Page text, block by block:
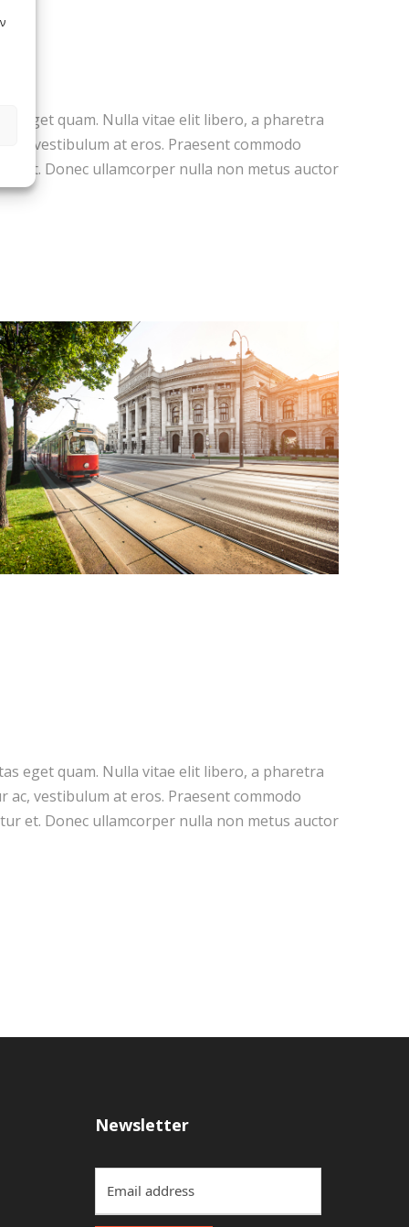
eget quam. Nulla vitae elit libero, a pharetra
vestibulum at eros. Praesent commodo
et. Donec ullamcorper nulla non metus auctor
eget quam. Nulla vitae elit libero, a pharetra
vestibulum at eros. Praesent commodo
et. Donec ullamcorper nulla non metus auctor
Newsletter